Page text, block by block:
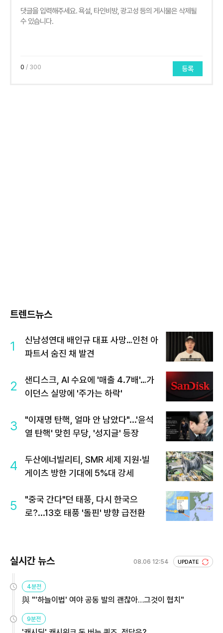
0 / 300 등록
트렌드뉴스
1
신남성연대 배인규 대표 사망…인천 아
파트서 숨진 채 발견
2
샌디스크, AI 수요에 '매출 4.7배'…가
이던스 실망에 '주가는 하락'
3
"이재명 탄핵, 얼마 안 남았다"...'윤석
열 탄핵' 맞힌 무당, '성지글' 등장
4
두산에너빌리티, SMR 세제 지원·빌
게이츠 방한 기대에 5%대 강세
5
"중국 간다"던 태풍, 다시 한국으
로?...13호 태풍 '돌핀' 방향 급전환
실시간 뉴스 08.06 12:54 UPDATE
4분전
與 "'하늘이법' 여야 공동 발의 괜찮아…그것이 협치"
9분전